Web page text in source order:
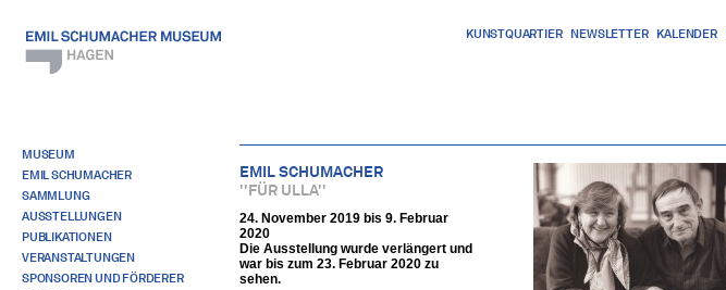
KUNSTQUARTIER NEWSLETTER KALENDER
MUSEUM
EMIL SCHUMACHER
SAMMLUNG
AUSSTELLUNGEN
PUBLIKATIONEN
VERANSTALTUNGEN
SPONSOREN UND FÖRDERER
EMIL SCHUMACHER
''FÜR ULLA''
24. November 2019 bis 9. Februar
2020
Die Ausstellung wurde verlängert und
war bis zum 23. Februar 2020 zu
sehen.